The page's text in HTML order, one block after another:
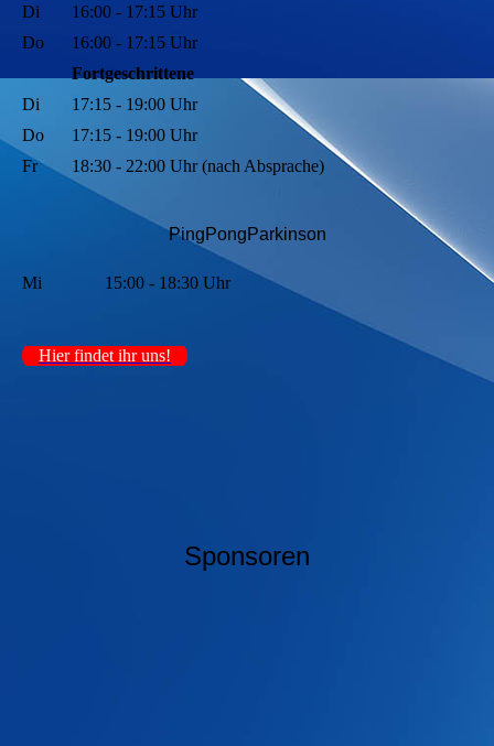
Di
16:00 - 17:15 Uhr
Do
16:00 - 17:15 Uhr
Fortgeschrittene
Di
17:15 - 19:00 Uhr
Do
17:15 - 19:00 Uhr
Fr
18:30 - 22:00 Uhr (nach Absprache)
PingPongParkinson
Mi 15:00 - 18:30 Uhr
Hier findet ihr uns!
Sponsoren